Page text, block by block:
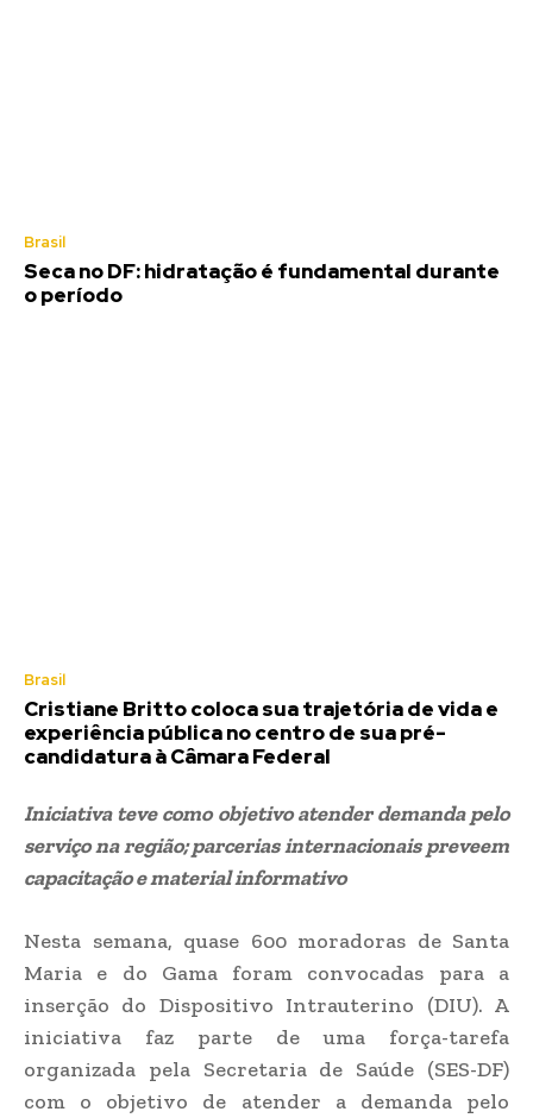
Brasil
Seca no DF: hidratação é fundamental durante
o período
Brasil
Cristiane Britto coloca sua trajetória de vida e
experiência pública no centro de sua pré-
candidatura à Câmara Federal
Iniciativa teve como objetivo atender demanda pelo
serviço na região; parcerias internacionais preveem
capacitação e material informativo
Nesta semana, quase 600 moradoras de Santa
Maria e do Gama foram convocadas para a
inserção do Dispositivo Intrauterino (DIU). A
iniciativa faz parte de uma força-tarefa
organizada pela Secretaria de Saúde (SES-DF)
com o objetivo de atender a demanda pelo